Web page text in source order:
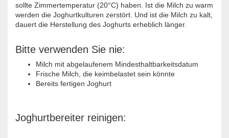
sollte Zimmertemperatur (20°C) haben. Ist die Milch zu warm
werden die Joghurtkulturen zerstört. Und ist die Milch zu kalt,
dauert die Herstellung des Joghurts erheblich länger.
Bitte verwenden Sie nie:
Milch mit abgelaufenem Mindesthaltbarkeitsdatum
Frische Milch, die keimbelastet sein könnte
Bereits fertigen Joghurt
Joghurtbereiter reinigen: